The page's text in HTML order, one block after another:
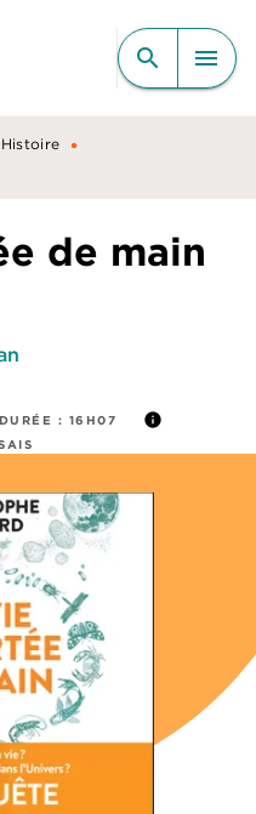
CONTENU
search menu
Histoire •
de main
DURÉE : 16H07 info